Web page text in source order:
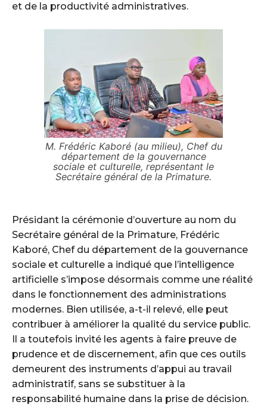
et de la productivité administratives.
M. Frédéric Kaboré (au milieu), Chef du
département de la gouvernance
sociale et culturelle, représentant le
Secrétaire général de la Primature.
‎Présidant la cérémonie d’ouverture au nom du
Secrétaire général de la Primature, Frédéric
Kaboré, Chef du département de la gouvernance
sociale et culturelle a indiqué que l’intelligence
artificielle s’impose désormais comme une réalité
dans le fonctionnement des administrations
modernes. Bien utilisée, a-t-il relevé, elle peut
contribuer à améliorer la qualité du service public.
Il a toutefois invité les agents à faire preuve de
prudence et de discernement, afin que ces outils
demeurent des instruments d’appui au travail
administratif, sans se substituer à la
responsabilité humaine dans la prise de décision.